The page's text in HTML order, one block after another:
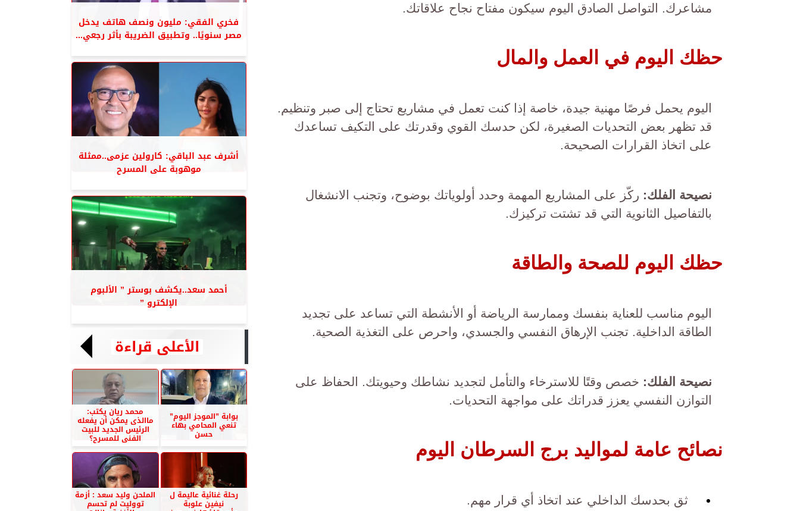
مشاعرك. التواصل الصادق اليوم سيكون مفتاح نجاح علاقاتك.
حظك اليوم في العمل والمال
اليوم يحمل فرصًا مهنية جيدة، خاصة إذا كنت تعمل في مشاريع تحتاج إلى صبر وتنظيم.
قد تظهر بعض التحديات الصغيرة، لكن حدسك القوي وقدرتك على التكيف تساعدك
على اتخاذ القرارات الصحيحة.
نصيحة الفلك: ركّز على المشاريع المهمة وحدد أولوياتك بوضوح، وتجنب الانشغال
بالتفاصيل الثانوية التي قد تشتت تركيزك.
حظك اليوم للصحة والطاقة
اليوم مناسب للعناية بنفسك وممارسة الرياضة أو الأنشطة التي تساعد على تجديد
الطاقة الداخلية. تجنب الإرهاق النفسي والجسدي، واحرص على التغذية الصحية.
نصيحة الفلك: خصص وقتًا للاسترخاء والتأمل لتجديد نشاطك وحيويتك. الحفاظ على
التوازن النفسي يعزز قدراتك على مواجهة التحديات.
نصائح عامة لمواليد برج السرطان اليوم
ثق بحدسك الداخلي عند اتخاذ أي قرار مهم.
فخري الفقي: مليون ونصف هاتف يدخل
مصر سنويًا.. وتطبيق الضريبة بأثر رجعي...
أشرف عبد الباقي: كارولين عزمى..ممثلة
موهوبة على المسرح
أحمد سعد..يكشف بوستر ” الألبوم
الإلكترو ”
الأعلى قراءة
بوابة ”الموجز اليوم”
تنعي المحامي بهاء
حسن
محمد ريان يكتب:
ماالذى يمكن أن يفعله
الرئيس الجديد للبيت
الفنى للمسرح؟
رحلة غنائية عاليمة ل
نيفين علوبة
الملحن وليد سعد : أزمة
تووليت لم تحسم